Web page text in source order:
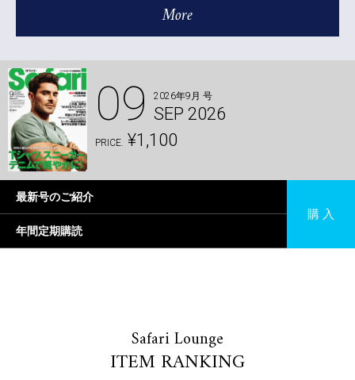
More
09 2026年9月 号
SEP 2026
PRICE. ¥1,100
最新号のご紹介
年間定期購読
購 入
Safari Lounge
ITEM RANKING